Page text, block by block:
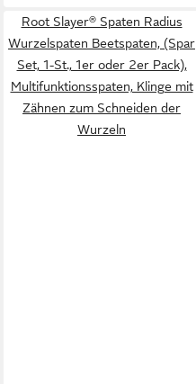
Root Slayer® Spaten Radius
Wurzelspaten Beetspaten, (Spar
Set, 1-St., 1er oder 2er Pack),
Multifunktionsspaten, Klinge mit
Zähnen zum Schneiden der
Wurzeln